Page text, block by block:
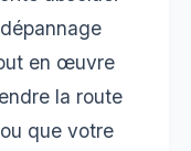
en œuvre
la route
que votre